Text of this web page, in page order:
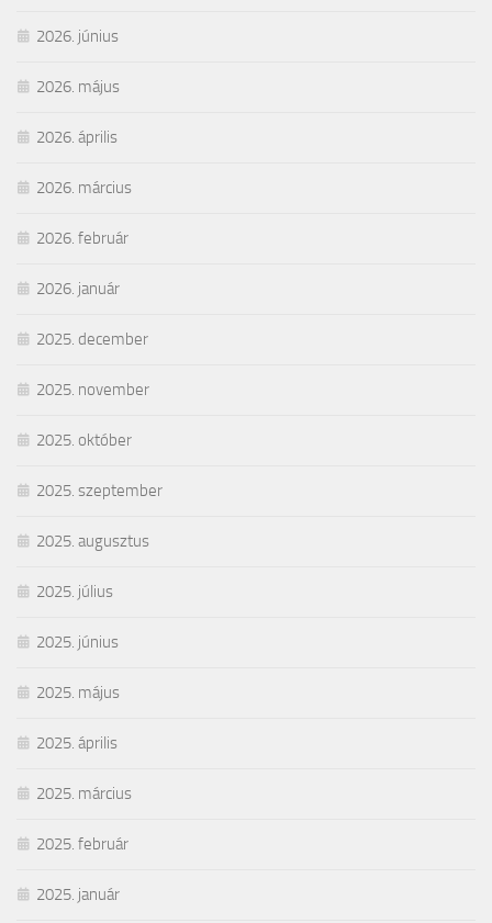
2026. június
2026. május
2026. április
2026. március
2026. február
2026. január
2025. december
2025. november
2025. október
2025. szeptember
2025. augusztus
2025. július
2025. június
2025. május
2025. április
2025. március
2025. február
2025. január